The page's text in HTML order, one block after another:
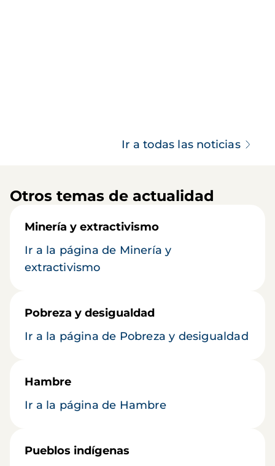
Ir a todas las noticias
Otros temas de actualidad
Minería y extractivismo
Ir a la página de Minería y
extractivismo
Pobreza y desigualdad
Ir a la página de Pobreza y desigualdad
Hambre
Ir a la página de Hambre
Pueblos indígenas